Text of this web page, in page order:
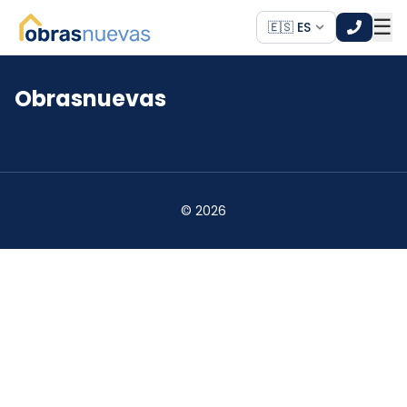
🇪🇸 ES ☰
*
Obrasnuevas
© 2026